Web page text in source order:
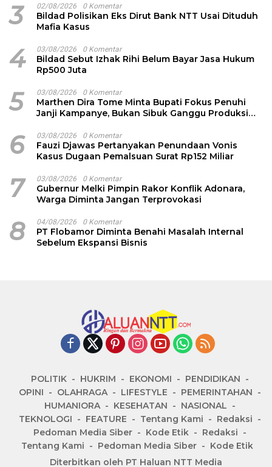
3 02/08/2026 0 Komentar
Bildad Polisikan Eks Dirut Bank NTT Usai Dituduh
Mafia Kasus
4 03/08/2026 0 Komentar
Bildad Sebut Izhak Rihi Belum Bayar Jasa Hukum
Rp500 Juta
5 03/08/2026 0 Komentar
Marthen Dira Tome Minta Bupati Fokus Penuhi
Janji Kampanye, Bukan Sibuk Ganggu Produksi
6 03/08/2026 0 Komentar
Fauzi Djawas Pertanyakan Penundaan Vonis
Kasus Dugaan Pemalsuan Surat Rp152 Miliar
7 03/08/2026 0 Komentar
Gubernur Melki Pimpin Rakor Konflik Adonara,
Warga Diminta Jangan Terprovokasi
8 04/08/2026 0 Komentar
PT Flobamor Diminta Benahi Masalah Internal
Sebelum Ekspansi Bisnis
POLITIK HUKRIM EKONOMI
PENDIDIKAN
OPINI
OLAHRAGA LIFESTYLE
PEMERINTAHAN
HUMANIORA
KESEHATAN
NASIONAL
TEKNOLOGI
FEATURE Tentang Kami
Redaksi
Pedoman Media Siber
Kode Etik
Redaksi
Tentang Kami
Pedoman Media Siber
Kode Etik
Diterbitkan oleh PT Haluan NTT Media